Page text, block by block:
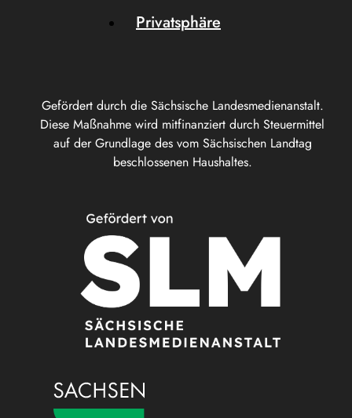
Gefördert durch die Sächsische Landesmedienanstalt.
Diese Maßnahme wird mitfinanziert durch Steuermittel
auf der Grundlage des vom Sächsischen Landtag
beschlossenen Haushaltes.
Privatsphäre